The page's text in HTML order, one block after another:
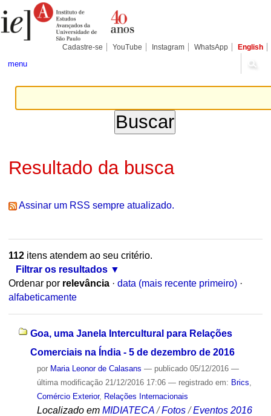
para
conteúdo.
Pessoais
Cadastre-se YouTube Instagram WhatsApp English
menu
Resultado da busca
Assinar um RSS sempre atualizado.
112itens atendem ao seu critério.
Filtrar os resultados
Ordenar por relevância · data (mais recente primeiro) ·
alfabeticamente
Goa, uma Janela Intercultural para Relações
Comerciais na Índia - 5 de dezembro de 2016
por Maria Leonor de Calasans — publicado05/12/2016 —
última modificação21/12/2016 17:06 — registrado em: Brics
Comércio Exterior, Relações Internacionais
Localizado em MIDIATECA /Fotos /Eventos 2016